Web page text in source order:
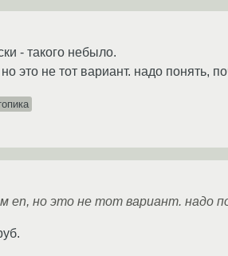
- такого небыло.
это не тот вариант. надо понять,
en, но это не тот вариант. надо